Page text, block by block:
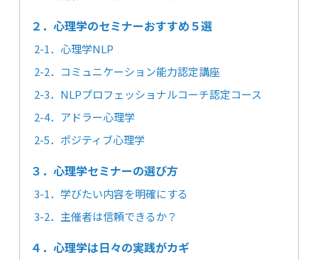
２．心理学のセミナーおすすめ５選
2-1．心理学NLP
2-2．コミュニケーション能力認定講座
2-3．NLPプロフェッショナルコーチ認定コース
2-4．アドラー心理学
2-5．ポジティブ心理学
３．心理学セミナーの選び方
3-1．学びたい内容を明確にする
3-2．主催者は信頼できるか？
４．心理学は日々の実践がカギ